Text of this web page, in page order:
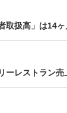
取扱高」は14
ーレストラン